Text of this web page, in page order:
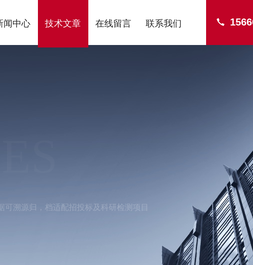
闻中心 技术文章 在线留言 联系我们
溯源归，档适配招投标及科研检测项目